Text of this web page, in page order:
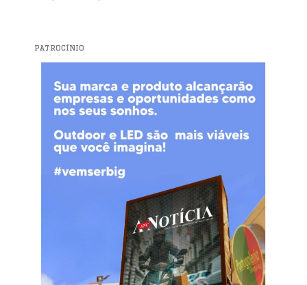
PATROCÍNIO